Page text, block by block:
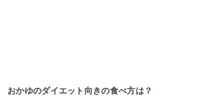
おかゆのダイエット向きの食べ方は？